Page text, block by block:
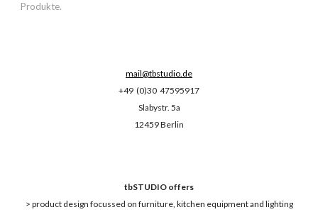
Produkte.
mail@tbstudio.de
+49 (0)30 47595917
Slabystr. 5a
12459 Berlin
tbSTUDIO offers
> product design focussed on furniture, kitchen equipment and lighting